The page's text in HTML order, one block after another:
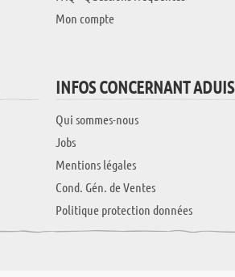
Mon compte
INFOS CONCERNANT ADUIS
Qui sommes-nous
Jobs
Mentions légales
Cond. Gén. de Ventes
Politique protection données